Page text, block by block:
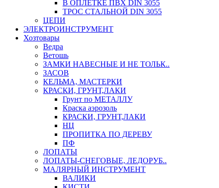
В ОПЛЕТКЕ ПВХ DIN 3055
ТРОС СТАЛЬНОЙ DIN 3055
ЦЕПИ
ЭЛЕКТРОИНСТРУМЕНТ
Хозтовары
Ведра
Ветошь
ЗАМКИ НАВЕСНЫЕ И НЕ ТОЛЬК..
ЗАСОВ
КЕЛЬМА, МАСТЕРКИ
КРАСКИ, ГРУНТ,ЛАКИ
Грунт по МЕТАЛЛУ
Краска аэрозоль
КРАСКИ, ГРУНТ,ЛАКИ
НЦ
ПРОПИТКА ПО ДЕРЕВУ
ПФ
ЛОПАТЫ
ЛОПАТЫ-СНЕГОВЫЕ, ЛЕДОРУБ..
МАЛЯРНЫЙ ИНСТРУМЕНТ
ВАЛИКИ